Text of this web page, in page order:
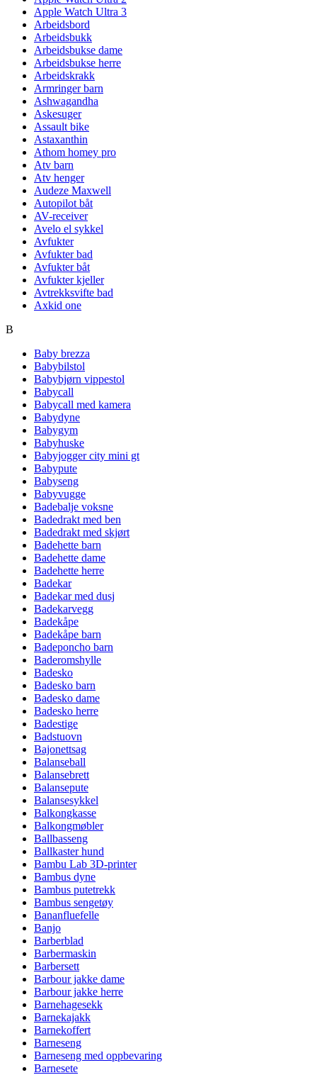
Apple Watch Ultra 3
Arbeidsbord
Arbeidsbukk
Arbeidsbukse dame
Arbeidsbukse herre
Arbeidskrakk
Armringer barn
Ashwagandha
Askesuger
Assault bike
Astaxanthin
Athom homey pro
Atv barn
Atv henger
Audeze Maxwell
Autopilot båt
AV-receiver
Avelo el sykkel
Avfukter
Avfukter bad
Avfukter båt
Avfukter kjeller
Avtrekksvifte bad
Axkid one
B
Baby brezza
Babybilstol
Babybjørn vippestol
Babycall
Babycall med kamera
Babydyne
Babygym
Babyhuske
Babyjogger city mini gt
Babypute
Babyseng
Babyvugge
Badebalje voksne
Badedrakt med ben
Badedrakt med skjørt
Badehette barn
Badehette dame
Badehette herre
Badekar
Badekar med dusj
Badekarvegg
Badekåpe
Badekåpe barn
Badeponcho barn
Baderomshylle
Badesko
Badesko barn
Badesko dame
Badesko herre
Badestige
Badstuovn
Bajonettsag
Balanseball
Balansebrett
Balansepute
Balansesykkel
Balkongkasse
Balkongmøbler
Ballbasseng
Ballkaster hund
Bambu Lab 3D-printer
Bambus dyne
Bambus putetrekk
Bambus sengetøy
Bananfluefelle
Banjo
Barberblad
Barbermaskin
Barbersett
Barbour jakke dame
Barbour jakke herre
Barnehagesekk
Barnekajakk
Barnekoffert
Barneseng
Barneseng med oppbevaring
Barnesete